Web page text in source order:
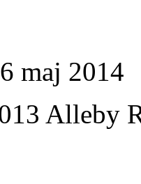
maj 2014
Alleby